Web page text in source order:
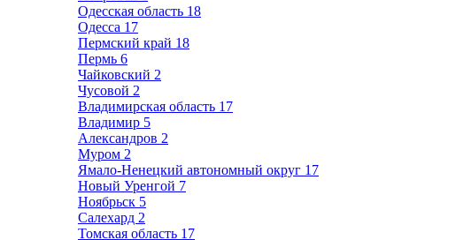
Одесская область 18
Одесса 17
Пермский край 18
Пермь 6
Чайковский 2
Чусовой 2
Владимирская область 17
Владимир 5
Александров 2
Муром 2
Ямало-Ненецкий автономный округ 17
Новый Уренгой 7
Ноябрьск 5
Салехард 2
Томская область 17